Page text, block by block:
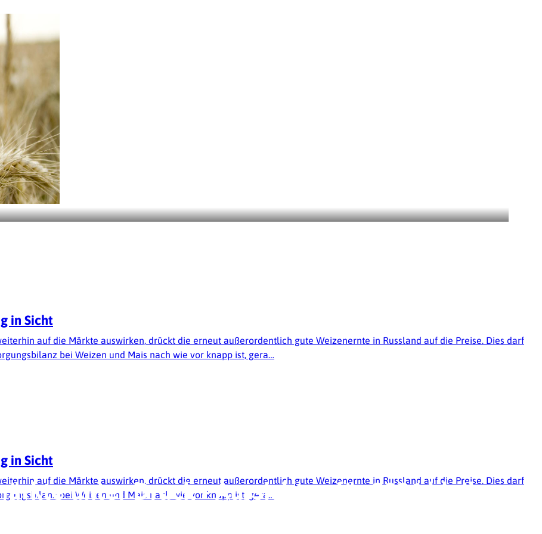
unter Druck - Aussichten für 2026 bleiben
in Sicht
auf die Märkte auswirken, drückt die erneut außerordentlich gute Weizenernte in Russland auf die Preise. Dies darf
bei Weizen und Mais nach wie vor knapp ist, gera…
in Sicht
auf die Märkte auswirken, drückt die erneut außerordentlich gute Weizenernte in Russland auf die Preise. Dies darf
bei Weizen und Mais nach wie vor knapp ist, gera…